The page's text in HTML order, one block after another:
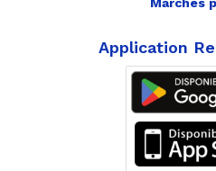
Application